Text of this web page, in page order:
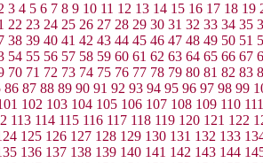
3 4 5 6 7 8 9 10 11 12 13 14 15 16 17 18 19
22 23 24 25 26 27 28 29 30 31 32 33 34 35
38 39 40 41 42 43 44 45 46 47 48 49 50 51
54 55 56 57 58 59 60 61 62 63 64 65 66 67
70 71 72 73 74 75 76 77 78 79 80 81 82 83
86 87 88 89 90 91 92 93 94 95 96 97 98 99
102 103 104 105 106 107 108 109 110 111
113 114 115 116 117 118 119 120 121 122
125 126 127 128 129 130 131 132 133
136 137 138 139 140 141 142 143 144